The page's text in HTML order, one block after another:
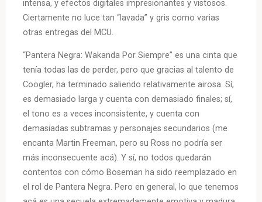
intensa, y efectos digitales impresionantes y vistosos.
Ciertamente no luce tan “lavada” y gris como varias
otras entregas del MCU.
“Pantera Negra: Wakanda Por Siempre” es una cinta que
tenía todas las de perder, pero que gracias al talento de
Coogler, ha terminado saliendo relativamente airosa. Sí,
es demasiado larga y cuenta con demasiado finales; sí,
el tono es a veces inconsistente, y cuenta con
demasiadas subtramas y personajes secundarios (me
encanta Martin Freeman, pero su Ross no podría ser
más inconsecuente acá). Y sí, no todos quedarán
contentos con cómo Boseman ha sido reemplazado en
el rol de Pantera Negra. Pero en general, lo que tenemos